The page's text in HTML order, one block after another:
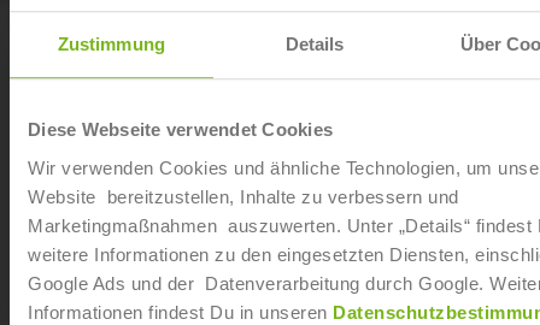
Zustimmung Details Über
Diese Webseite verwendet Cookies
Wir verwenden Cookies und ähnliche Technologien, um
Website bereitzustellen, Inhalte zu verbessern und
Marketingmaßnahmen auszuwerten. Unter „Details“ findest
weitere Informationen zu den eingesetzten Diensten,
Google Ads und der Datenverarbeitung durch Google.
Informationen findest Du in unseren